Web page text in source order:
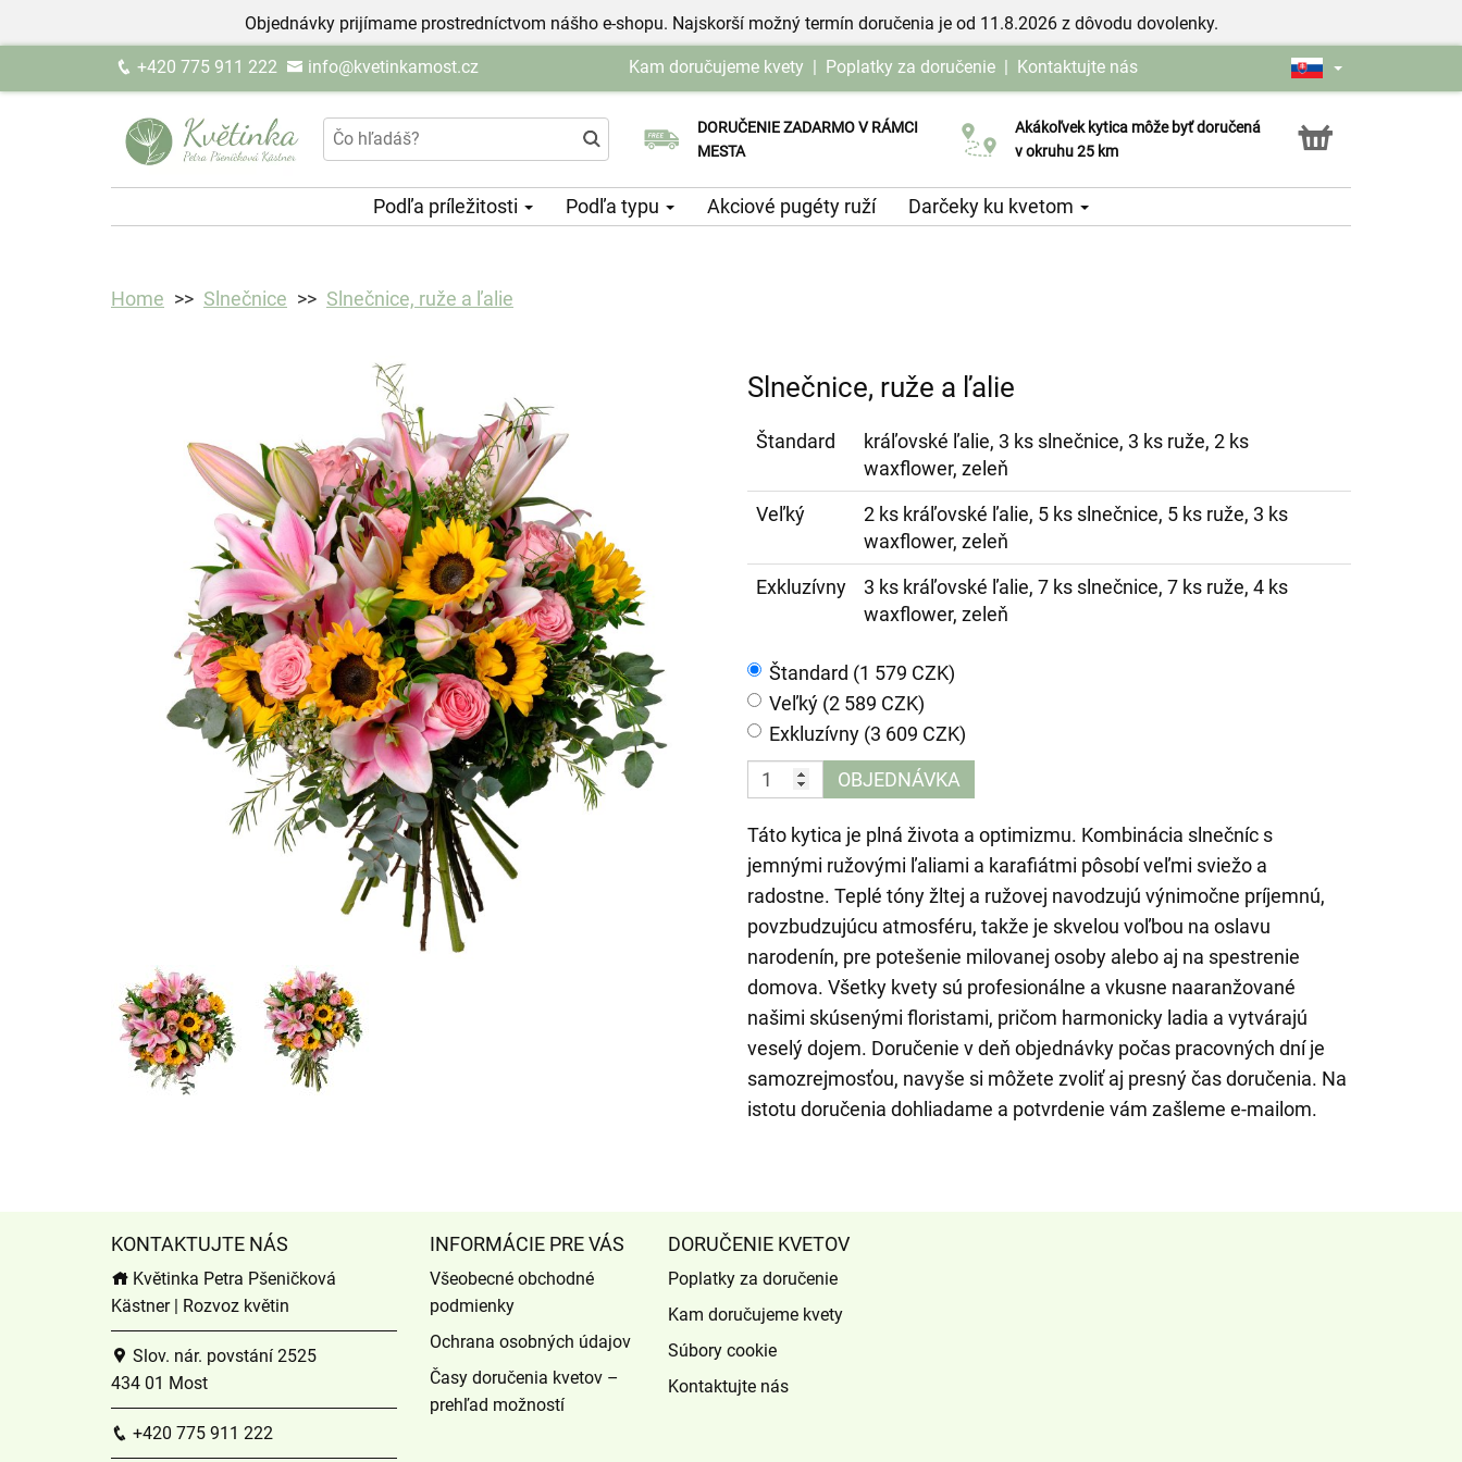
Objednávky prijímame prostredníctvom nášho e-shopu. Najskorší možný termín doručenia je od 11.8.2026 z dôvodu dovolenky.
+420 775 911 222 info@kvetinkamost.cz Kam doručujeme kvety | Poplatky za doručenie | Kontaktujte nás
DORUČENIE ZADARMO V RÁMCI
MESTA
Akákoľvek kytica môže byť doručená
v okruhu 25 km
Služba Click & Collect
Podľa príležitosti Podľa typu Akciové pugéty ruží Darčeky ku kvetom
Home Slnečnice Slnečnice, ruže a ľalie
Slnečnice, ruže a ľalie
Štandard
kráľovské ľalie, 3 ks slnečnice, 3 ks ruže, 2 ks
waxflower, zeleň
Veľký
2 ks kráľovské ľalie, 5 ks slnečnice, 5 ks ruže, 3 ks
waxflower, zeleň
Exkluzívny
3 ks kráľovské ľalie, 7 ks slnečnice, 7 ks ruže, 4 ks
waxflower, zeleň
Štandard (1 579 CZK)
Veľký (2 589 CZK)
Exkluzívny (3 609 CZK)
OBJEDNÁVKA
Táto kytica je plná života a optimizmu. Kombinácia slnečníc s
jemnými ružovými ľaliami a karafiátmi pôsobí veľmi sviežo a
radostne. Teplé tóny žltej a ružovej navodzujú výnimočne príjemnú,
povzbudzujúcu atmosféru, takže je skvelou voľbou na oslavu
narodenín, pre potešenie milovanej osoby alebo aj na spestrenie
domova. Všetky kvety sú profesionálne a vkusne naaranžované
našimi skúsenými floristami, pričom harmonicky ladia a vytvárajú
veselý dojem. Doručenie v deň objednávky počas pracovných dní je
samozrejmosťou, navyše si môžete zvoliť aj presný čas doručenia. Na
istotu doručenia dohliadame a potvrdenie vám zašleme e-mailom.
KONTAKTUJTE NÁS
Květinka Petra Pšeničková
Kästner | Rozvoz květin
Slov. nár. povstání 2525
434 01 Most
+420 775 911 222
INFORMÁCIE PRE VÁS
Všeobecné obchodné
podmienky
Ochrana osobných údajov
Časy doručenia kvetov –
prehľad možností
DORUČENIE KVETOV
Poplatky za doručenie
Kam doručujeme kvety
Súbory cookie
Kontaktujte nás